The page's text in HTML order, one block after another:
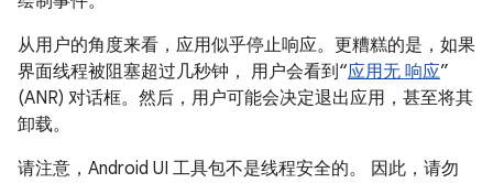
从用户的角度来看，应用似乎停止响应。更糟糕的是，如果
界面线程被阻塞超过几秒钟， 用户会看到“应用无 响应”
(ANR) 对话框。然后，用户可能会决定退出应用，甚至将其
卸载。
请注意，Android UI 工具包不是线程安全的。 因此，请勿